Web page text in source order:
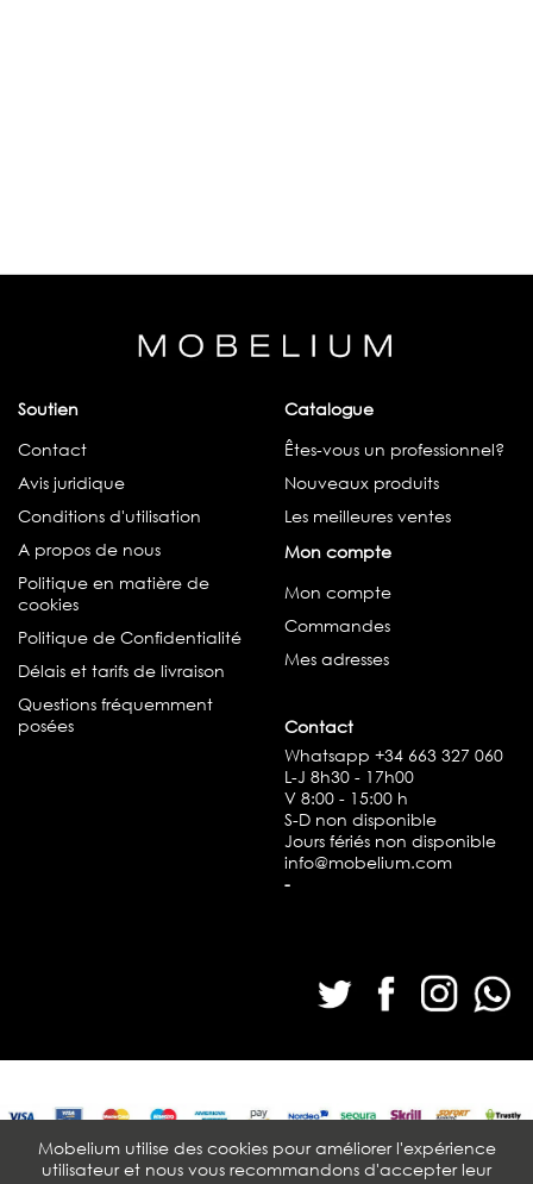
Soutien
Contact
Avis juridique
Conditions d'utilisation
A propos de nous
Politique en matière de
cookies
Politique de Confidentialité
Délais et tarifs de livraison
Questions fréquemment
posées
Catalogue
Êtes-vous un professionnel?
Nouveaux produits
Les meilleures ventes
Mon compte
Mon compte
Commandes
Mes adresses
Contact
Whatsapp +34 663 327 060
L-J 8h30 - 17h00
V 8:00 - 15:00 h
S-D non disponible
Jours fériés non disponible
info@mobelium.com
-
© Mobelium 2026. Todos los derechos reservados.
Mobelium utilise des cookies pour améliorer l'expérience
utilisateur et nous vous recommandons d'accepter leur